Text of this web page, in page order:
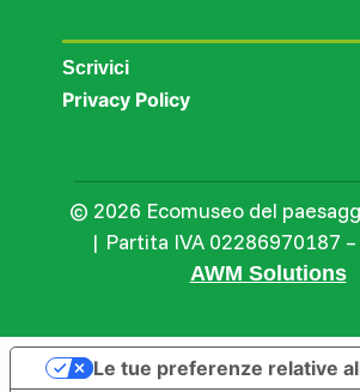
Scrivici
Privacy Policy
© 2026 Ecomuseo del
| Partita IVA 02286970187 –
AWM Solutions
Le tue preferenze relative